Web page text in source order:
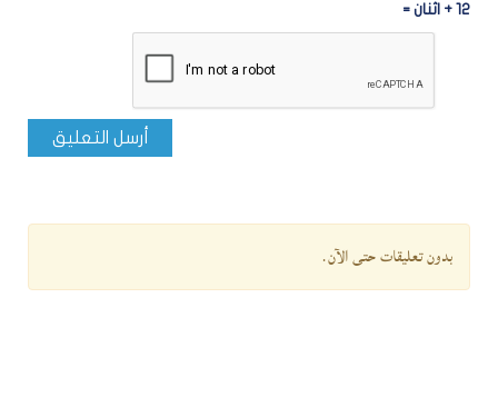
12 + اثنان =
أرسل التعليق
بدون تعليقات حتى الآن.